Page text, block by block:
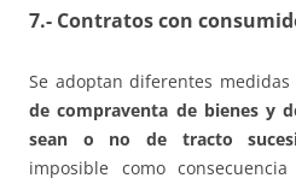
7.- Contratos con
Se adoptan diferentes medidas
de compraventa de bienes y
sean o no de tracto
imposible como